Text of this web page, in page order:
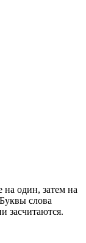
один, затем на
слова
засчитаются.